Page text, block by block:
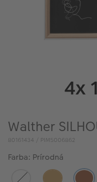
Walther
80161434 / PIM5006862
Farba: Prírodná